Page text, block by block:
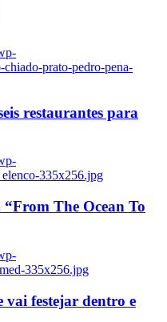
prato-pedro-pena-
restaurantes para
335x256.jpg
The Ocean To
335x256.jpg
vai festejar dentro e